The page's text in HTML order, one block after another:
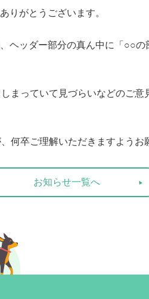
りがとうございます。
ヘッダー部分の真ん中に「○○
まっていて見づらいなどのご意
何卒ご理解いただきますようお
お知らせ一覧へ